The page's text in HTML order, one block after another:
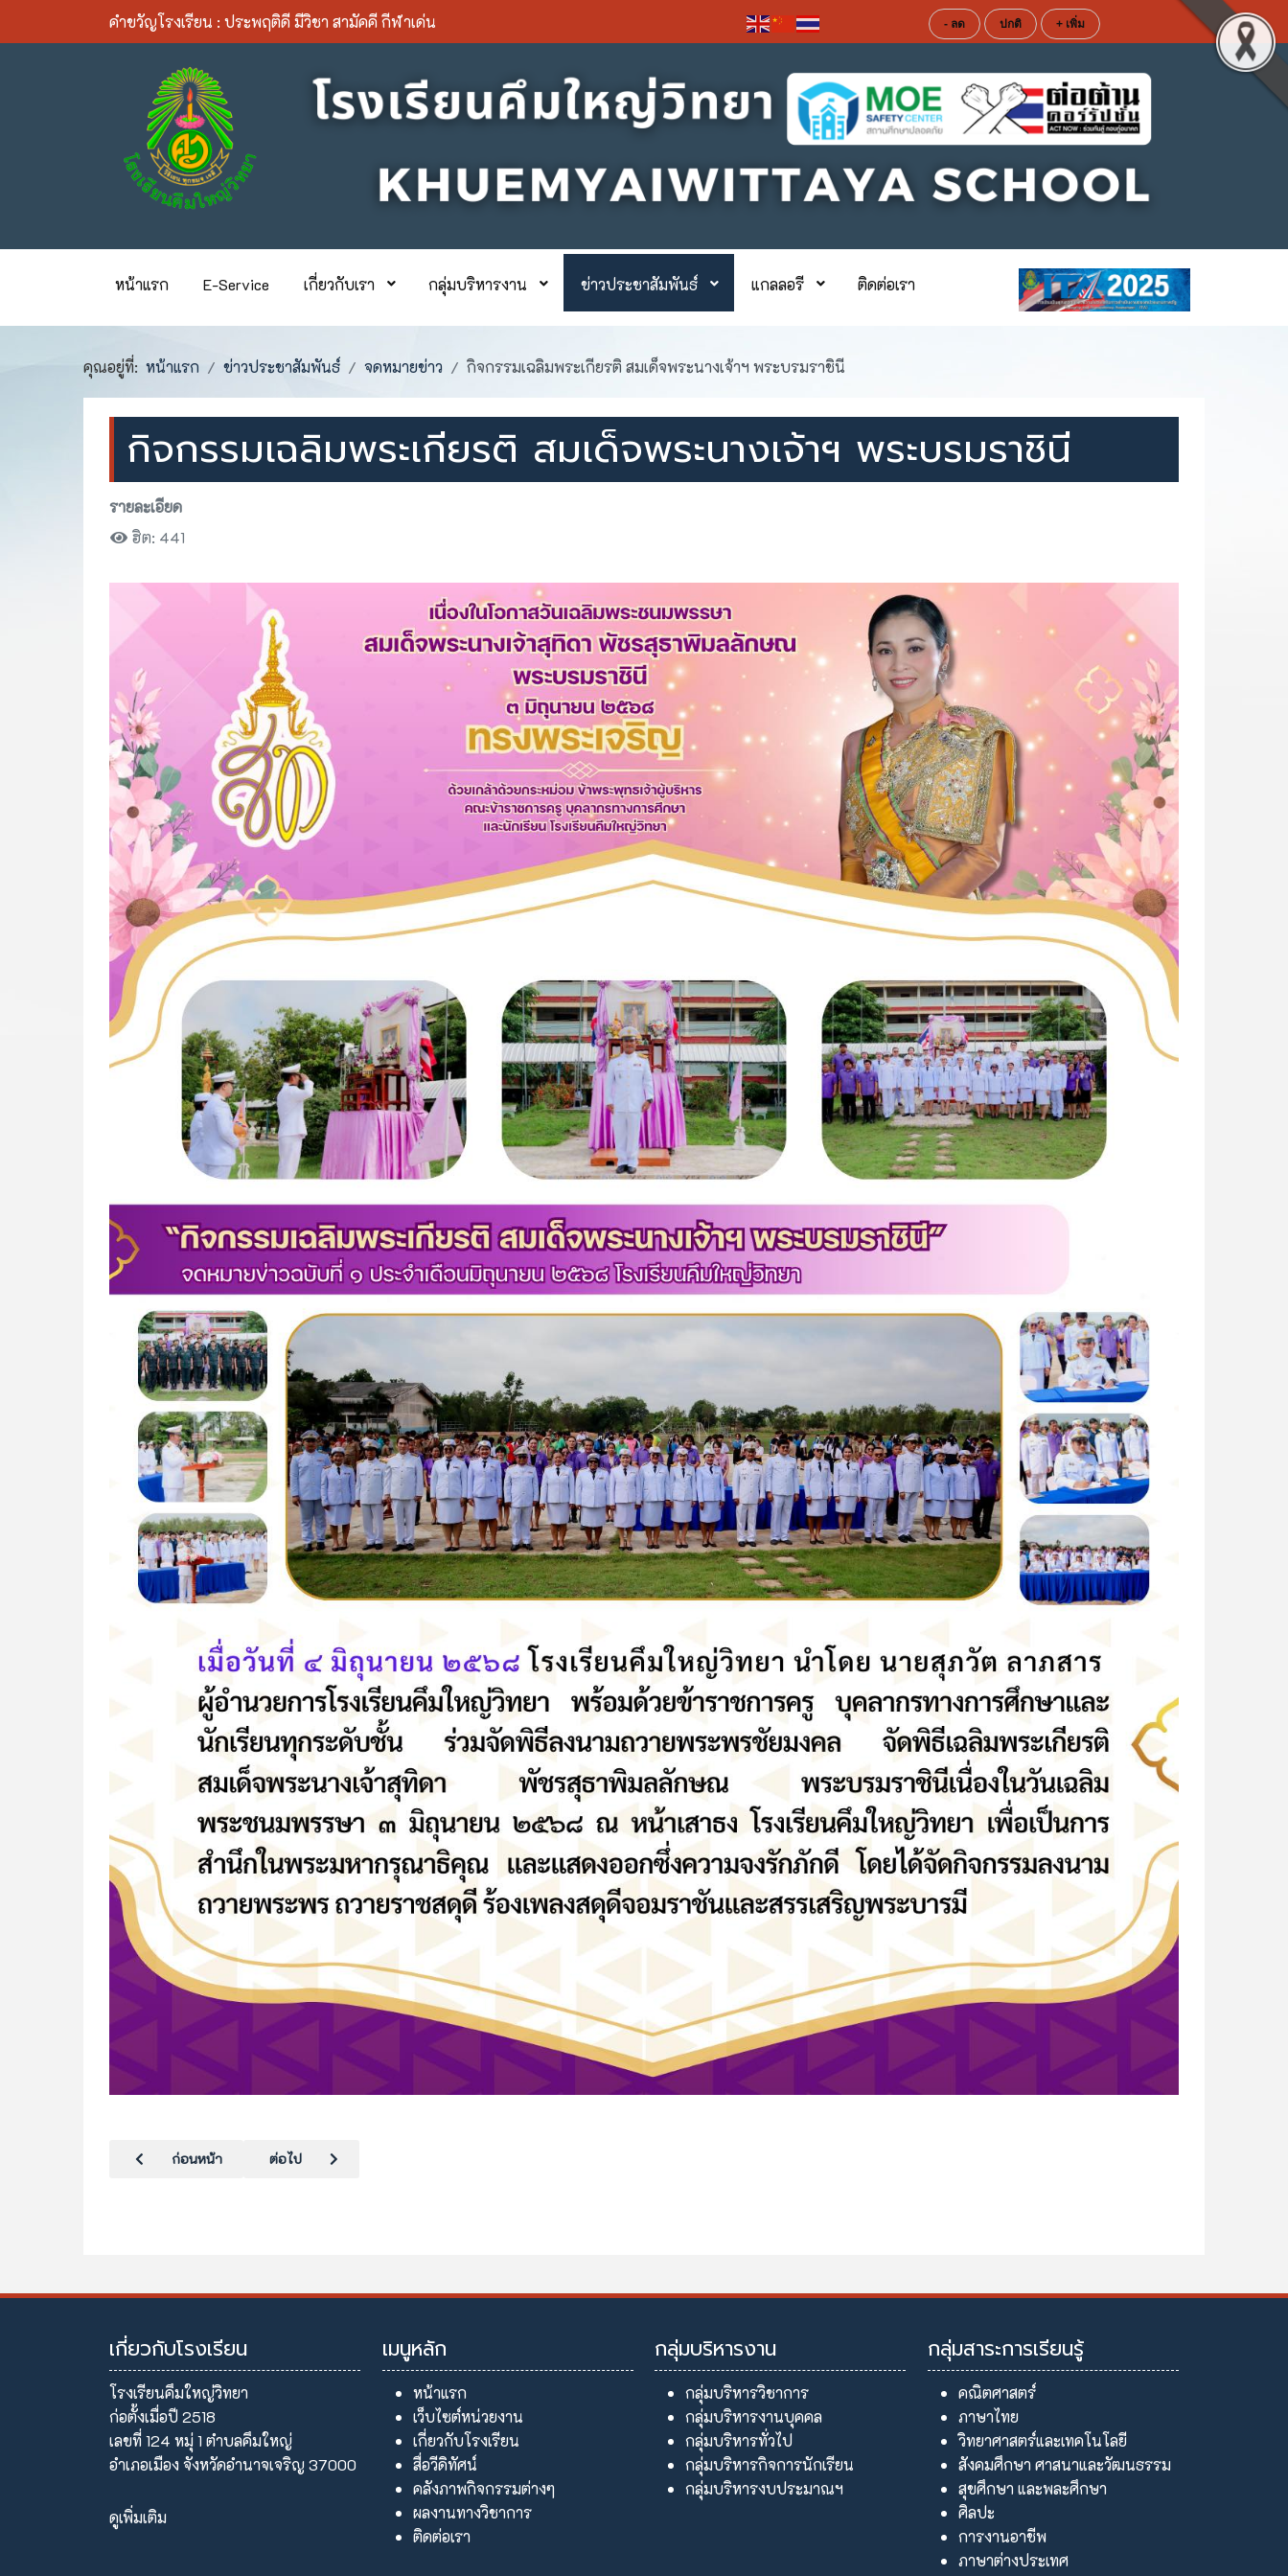
คำขวัญโรงเรียน : ประพฤติดี มีวิชา สามัคคี กีฬาเด่น - ลด ปกติ + เพิ่ม
หน้าแรก E-Service เกี่ยวกับเรา กลุ่มบริหารงาน ข่าวประชาสัมพันธ์ แกลลอรี ติดต่อเรา
คุณอยู่ที่: หน้าแรก ข่าวประชาสัมพันธ์ จดหมายข่าว กิจกรรมเฉลิมพระเกียรติ สมเด็จพระนางเจ้าฯ พระบรมราชินี
กิจกรรมเฉลิมพระเกียรติ สมเด็จพระนางเจ้าฯ พระบรมราชินี
รายละเอียด
ฮิต: 441
เนื้อหาก่อนหน้า: สพม พบเพื่อนครู
ก่อนหน้า เนื้อหาถัดไป: อบรมเพศศึกษา
ต่อไป
เกี่ยวกับโรงเรียน
โรงเรียนคึมใหญ่วิทยา
ก่อตั้งเมื่อปี 2518
เลขที่ 124 หมุ่ 1 ตำบลคึมใหญ่
อำเภอเมือง จังหวัดอำนาจเจริญ 37000
ดูเพิ่มเติม
เมนูหลัก
หน้าแรก
เว็บไซต์หน่วยงาน
เกี่ยวกับโรงเรียน
สื่อวีดิทัศน์
คลังภาพกิจกรรมต่างๆ
ผลงานทางวิชาการ
ติดต่อเรา
กลุ่มบริหารงาน
กลุ่มบริหารวิชาการ
กลุ่มบริหารงานบุคคล
กลุ่มบริหารทั่วไป
กลุ่มบริหารกิจการนักเรียน
กลุ่มบริหารงบประมาณฯ
กลุ่มสาระการเรียนรู้
คณิตศาสตร์
ภาษาไทย
วิทยาศาสตร์และเทคโนโลยี
สังคมศึกษา ศาสนาและวัฒนธรรม
สุขศึกษา และพละศึกษา
ศิลปะ
การงานอาชีพ
ภาษาต่างประเทศ